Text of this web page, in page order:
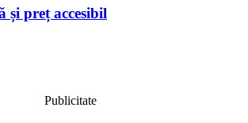
și preț accesibil
Publicitate